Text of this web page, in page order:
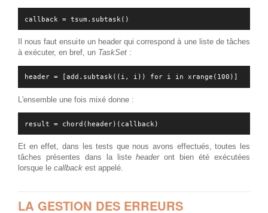
Il nous faut ensuite un header qui correspond à une liste de tâches
à exécuter, en bref, un TaskSet :
L'ensemble une fois mixé donne :
Et en effet, dans les tests que nous avons effectués, toutes les
tâches présentes dans la listeheaderont bien été exécutées
lorsque le callback est appelé.
LA GESTION DES ERREURS